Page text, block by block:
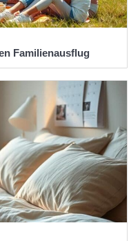
Familienausflug